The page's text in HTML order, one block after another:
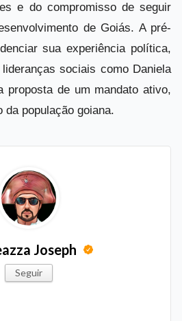
e do compromisso de seguir
de Goiás. A pré-
sua experiência política,
sociais como Daniela
proposta de um mandato ativo,
da população goiana.
Joseph
Seguir